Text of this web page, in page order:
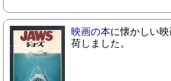
映画の本に懐かしい
荷しました。